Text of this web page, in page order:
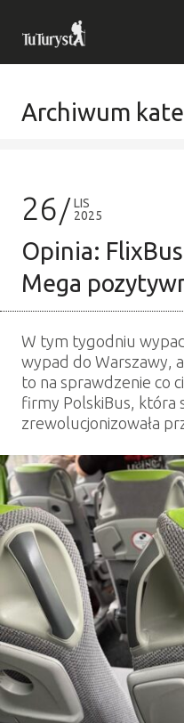
Archiwum
26
LIS
2025
Opinia:
Mega
W tym tygodniu
wypad do Warszawy,
to na sprawdzenie co
firmy PolskiBus, która
zrewolucjonizowała